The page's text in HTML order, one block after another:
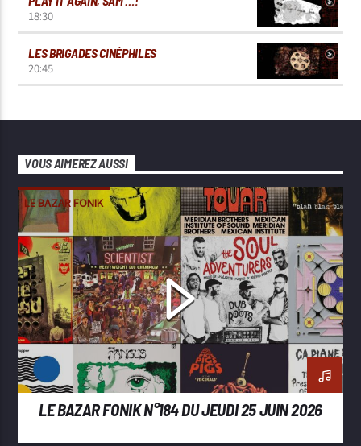
18:30
LES BRIGADES CINÉPHILES
20:45
VOUS AIMEREZ AUSSI
LE BAZAR FONIK
LE BAZAR FONIK N°184 DU JEUDI 25 JUIN 2026